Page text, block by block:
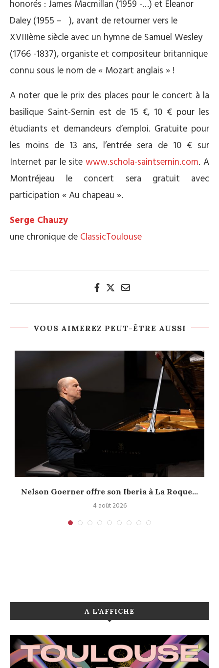
honorés : James Macmillan (1959 -…) et Eleanor
Daley (1955 – ), avant de retourner vers le
XVIIIème siècle avec un hymne de Samuel Wesley
(1766 -1837), organiste et compositeur britannique
connu sous le nom de « Mozart anglais » !
A noter que le prix des places pour le concert à la
basilique Saint-Sernin est de 15 €, 10 € pour les
étudiants et demandeurs d’emploi. Gratuite pour
les moins de 13 ans, l’entrée sera de 10 € sur
Internet par le sitewww.schola-saintsernin.com. A
Montréjeau le concert sera gratuit avec
participation « Au chapeau ».
Serge Chauzy
une chronique de ClassicToulouse
VOUS AIMEREZ PEUT-ÊTRE AUSSI
Nelson Goerner offre son Iberia à La Roque...
4 août 2026
A L’AFFICHE